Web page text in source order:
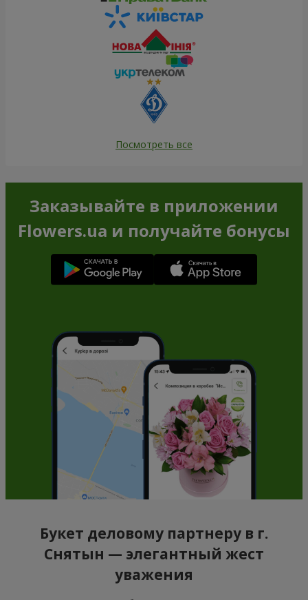
Заказывайте в приложении
Flowers.ua и получайте бонусы
Букет деловому партнеру в г.
Снятын — элегантный жест
уважения